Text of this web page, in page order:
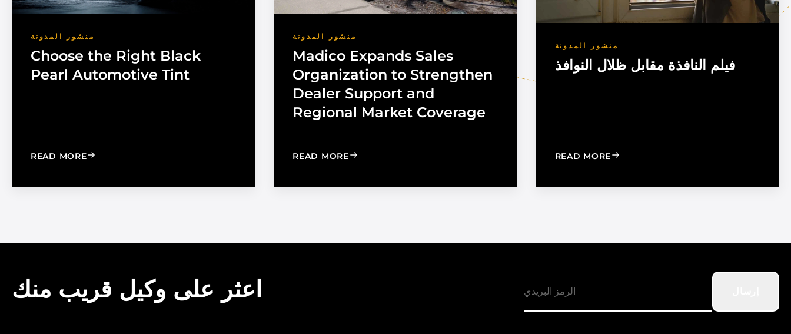
منشور المدونة
Choose the Right Black
Pearl Automotive Tint
READ MORE: CHOOSE THE RIGHT BLACK PEARL AUTOMOTIVE TINT
منشور المدونة
Madico Expands Sales
Organization to Strengthen
Dealer Support and
Regional Market Coverage
READ MORE: MADICO EXPANDS SALES ORGANIZATION TO STRENGTHEN DEALER SUPPORT AND REGIONAL
منشور المدونة
فيلم النافذة مقابل ظلال النوافذ
READ MORE: WINDOW FILM VS. WINDOW SHADES
اعثر على وكيل قريب منك